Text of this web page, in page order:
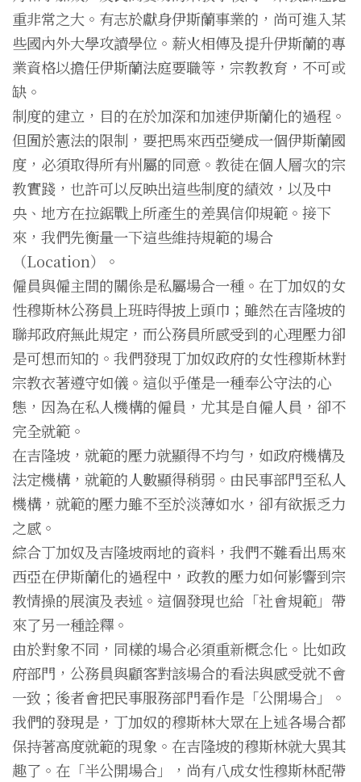
重非常之大。有志於獻身伊斯蘭事業的，尚可進入某
些國內外大學攻讀學位。薪火相傳及提升伊斯蘭的專
業資格以擔任伊斯蘭法庭要職等，宗教教育，不可或
缺。
制度的建立，目的在於加深和加速伊斯蘭化的過程。
但囿於憲法的限制，要把馬來西亞變成一個伊斯蘭國
度，必須取得所有州屬的同意。教徒在個人層次的宗
教實踐，也許可以反映出這些制度的績效，以及中
央、地方在拉鋸戰上所產生的差異信仰規範。接下
來，我們先衡量一下這些維持規範的場合
（Location）。
僱員與僱主間的關係是私屬場合一種。在丁加奴的女
性穆斯林公務員上班時得披上頭巾；雖然在吉隆坡的
聯邦政府無此規定，而公務員所感受到的心理壓力卻
是可想而知的。我們發現丁加奴政府的女性穆斯林對
宗教衣著遵守如儀。這似乎僅是一種奉公守法的心
態，因為在私人機構的僱員，尤其是自僱人員，卻不
完全就範。
在吉隆坡，就範的壓力就顯得不均勻，如政府機構及
法定機構，就範的人數顯得稍弱。由民事部門至私人
機構，就範的壓力雖不至於淡薄如水，卻有欲振乏力
之感。
綜合丁加奴及吉隆坡兩地的資料，我們不難看出馬來
西亞在伊斯蘭化的過程中，政教的壓力如何影響到宗
教情操的展演及表述。這個發現也給「社會規範」帶
來了另一種詮釋。
由於對象不同，同樣的場合必須重新概念化。比如政
府部門，公務員與顧客對該場合的看法與感受就不會
一致；後者會把民事服務部門看作是「公開場合」。
我們的發現是，丁加奴的穆斯林大眾在上述各場合都
保持著高度就範的現象。在吉隆坡的穆斯林就大異其
趣了。在「半公開場合」，尚有八成女性穆斯林配帶